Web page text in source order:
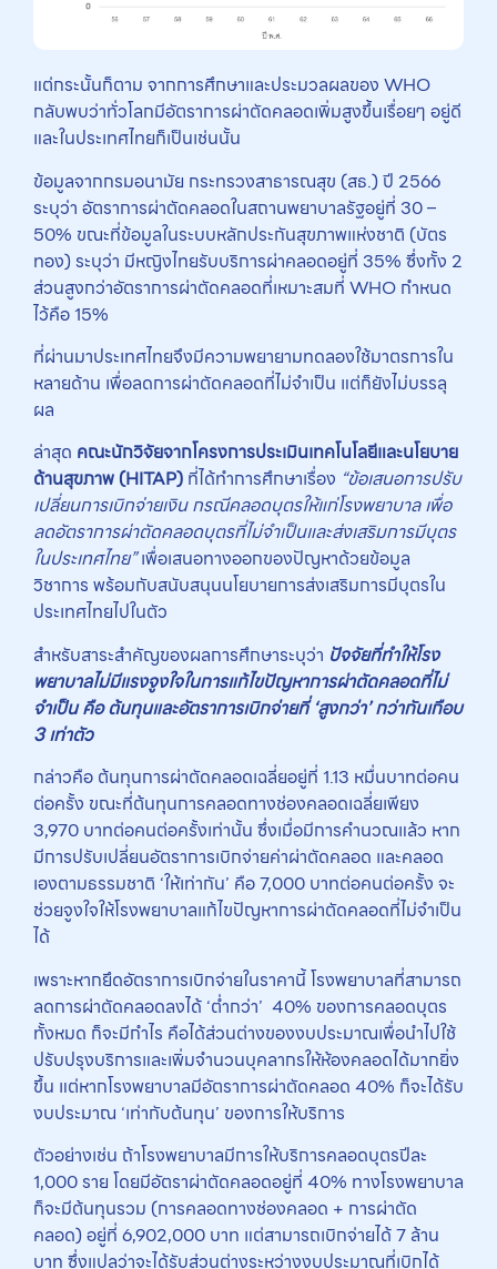
แต่กระนั้นก็ตาม จากการศึกษาและประมวลผลของ WHO
กลับพบว่าทั่วโลกมีอัตราการผ่าตัดคลอดเพิ่มสูงขึ้นเรื่อยๆ อยู่ดี
และในประเทศไทยก็เป็นเช่นนั้น
ข้อมูลจากกรมอนามัย กระทรวงสาธารณสุข (สธ.) ปี 2566
ระบุว่า อัตราการผ่าตัดคลอดในสถานพยาบาลรัฐอยู่ที่ 30 –
50% ขณะที่ข้อมูลในระบบหลักประกันสุขภาพแห่งชาติ (บัตร
ทอง) ระบุว่า มีหญิงไทยรับบริการผ่าคลอดอยู่ที่ 35% ซึ่งทั้ง 2
ส่วนสูงกว่าอัตราการผ่าตัดคลอดที่เหมาะสมที่ WHO กำหนด
ไว้คือ 15%
ที่ผ่านมาประเทศไทยจึงมีความพยายามทดลองใช้มาตรการใน
หลายด้าน เพื่อลดการผ่าตัดคลอดที่ไม่จำเป็น แต่ก็ยังไม่บรรลุ
ผล
ล่าสุด คณะนักวิจัยจากโครงการประเมินเทคโนโลยีและนโยบาย
ด้านสุขภาพ (HITAP) ที่ได้ทำการศึกษาเรื่อง “ข้อเสนอการปรับ
เปลี่ยนการเบิกจ่ายเงิน กรณีคลอดบุตรให้แก่โรงพยาบาล เพื่อ
ลดอัตราการผ่าตัดคลอดบุตรที่ไม่จำเป็นและส่งเสริมการมีบุตร
ในประเทศไทย”เพื่อเสนอทางออกของปัญหาด้วยข้อมูล
วิชาการ พร้อมกับสนับสนุนนโยบายการส่งเสริมการมีบุตรใน
ประเทศไทยไปในตัว
สำหรับสาระสำคัญของผลการศึกษาระบุว่า ปัจจัยที่ทำให้โรง
พยาบาลไม่มีแรงจูงใจในการแก้ไขปัญหาการผ่าตัดคลอดที่ไม่
จำเป็น คือ ต้นทุนและอัตราการเบิกจ่ายที่ ‘สูงกว่า’ กว่ากันเกือบ
3 เท่าตัว
กล่าวคือ ต้นทุนการผ่าตัดคลอดเฉลี่ยอยู่ที่ 1.13 หมื่นบาทต่อคน
ต่อครั้ง ขณะที่ต้นทุนการคลอดทางช่องคลอดเฉลี่ยเพียง
3,970 บาทต่อคนต่อครั้งเท่านั้น ซึ่งเมื่อมีการคำนวณแล้ว หาก
มีการปรับเปลี่ยนอัตราการเบิกจ่ายค่าผ่าตัดคลอด และคลอด
เองตามธรรมชาติ ‘ให้เท่ากัน’ คือ 7,000 บาทต่อคนต่อครั้ง จะ
ช่วยจูงใจให้โรงพยาบาลแก้ไขปัญหาการผ่าตัดคลอดที่ไม่จำเป็น
ได้
เพราะหากยึดอัตราการเบิกจ่ายในราคานี้ โรงพยาบาลที่สามารถ
ลดการผ่าตัดคลอดลงได้ ‘ต่ำกว่า’ 40% ของการคลอดบุตร
ทั้งหมด ก็จะมีกำไร คือได้ส่วนต่างของงบประมาณเพื่อนำไปใช้
ปรับปรุงบริการและเพิ่มจำนวนบุคลากรให้ห้องคลอดได้มากยิ่ง
ขึ้น แต่หากโรงพยาบาลมีอัตราการผ่าตัดคลอด 40% ก็จะได้รับ
งบประมาณ ‘เท่ากับต้นทุน’ ของการให้บริการ
ตัวอย่างเช่น ถ้าโรงพยาบาลมีการให้บริการคลอดบุตรปีละ
1,000 ราย โดยมีอัตราผ่าตัดคลอดอยู่ที่ 40% ทางโรงพยาบาล
ก็จะมีต้นทุนรวม (การคลอดทางช่องคลอด + การผ่าตัด
คลอด) อยู่ที่ 6,902,000 บาท แต่สามารถเบิกจ่ายได้ 7 ล้าน
บาท ซึ่งแปลว่าจะได้รับส่วนต่างระหว่างงบประมาณที่เบิกได้